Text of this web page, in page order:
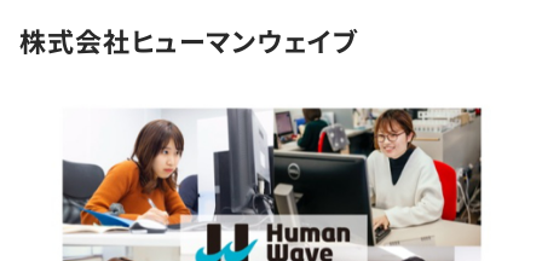
転職成功ガイド
転職エージェント
インタビュー
求人検索
インターン
新卒エージェント
学習
問題集
4択課題
プログラミング言語
SQL
ゲーム・マンガ
メディア
株式会社ヒューマンウェイブ